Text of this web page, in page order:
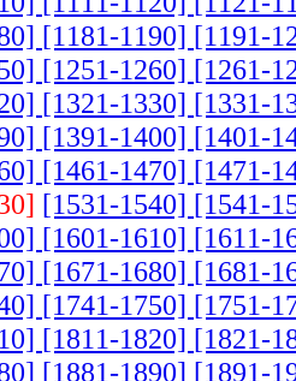
[1181-1190] [1191-
[1251-1260] [1261-
[1321-1330] [1331-
[1391-1400] [1401-
[1461-1470] [1471-
[1531-1540] [1541-
[1601-1610] [1611-
[1671-1680] [1681-
[1741-1750] [1751-
[1811-1820] [1821-
[1881-1890] [1891-